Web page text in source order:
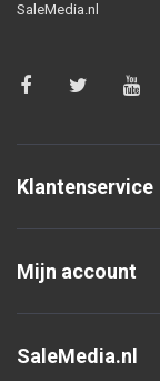
SaleMedia.nl
Klantenservice
Mijn account
SaleMedia.nl